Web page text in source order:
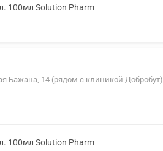
100мл Solution Pharm
Бажана, 14 (рядом с клиникой Добробут)
100мл Solution Pharm